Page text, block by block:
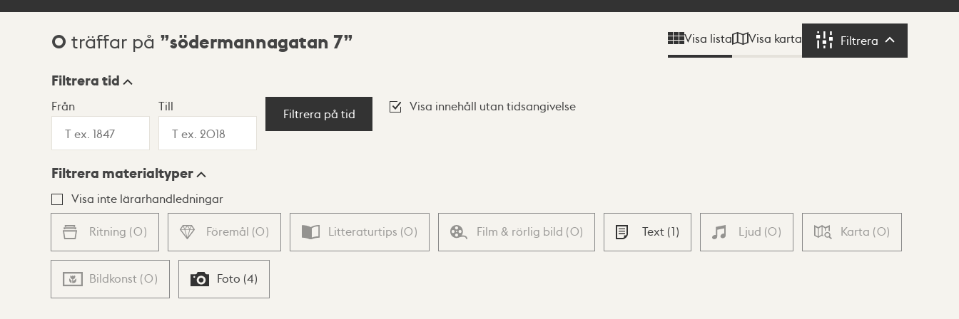
Sökresultat
0 träffar på södermannagatan 7 Visa lista Visa karta Filtrera Filtrera
Visningsläge
Lista Karta
Filtrera tid
Från Till
Filtrera på tid
Visa innehåll utan tidsangivelse
Filtrera materialtyper
Visa inte lärarhandledningar
Ritning (0) Föremål (0) Litteraturtips (0) Film & rörlig bild (0) Text (1) Ljud (0) Karta (0)
Bildkonst (0) Foto (4)